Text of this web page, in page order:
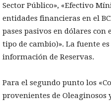
Sector Público», «Efectivo
entidades financieras en el
pases pasivos en dólares
tipo de cambio)». La fuente es
información de Reservas.
Para el segundo punto los
provenientes de Oleaginosos